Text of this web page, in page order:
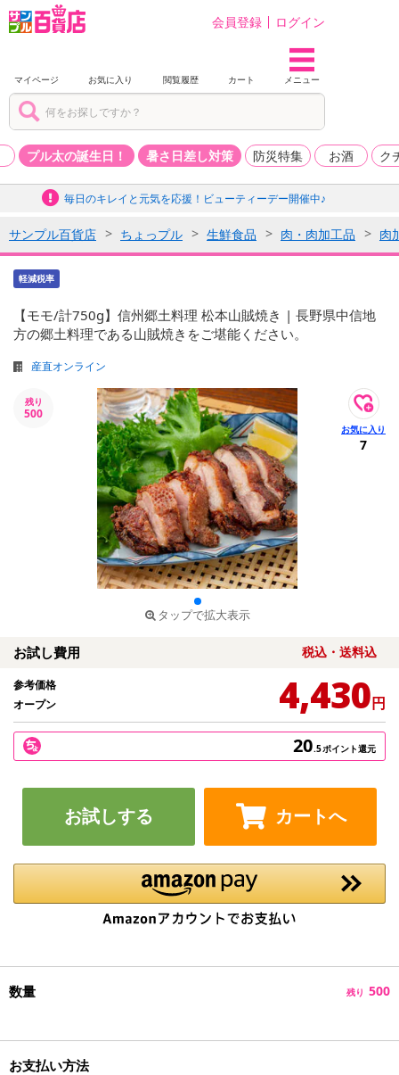
会員登録 ログイン
マイページ お気に入り 閲覧履歴 カート メニュー
プル太の誕生日！ 暑さ日差し対策 防災特集 お酒 ク
毎日のキレイと元気を応援！ビューティーデー開催中♪
サンプル百貨店 ちょっプル 生鮮食品 肉・肉加工品 肉
軽減税率
【モモ/計750g】信州郷土料理 松本山賊焼き | 長野県中信地
方の郷土料理である山賊焼きをご堪能ください。
産直オンライン
残り
500
タップで拡大表示
7
お試し費用 税込・送料込
参考価格
オープン
4,430円
20.5ポイント還元
お試しする カートへ
数量 残り 500
お支払い方法